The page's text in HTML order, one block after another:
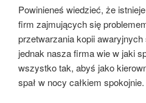
Powinieneś wiedzieć, że
firm zajmujących się
przetwarzania kopii
jednak nasza firma wie w jaki
wszystko tak, abyś jako
spał w nocy całkiem spokojnie.